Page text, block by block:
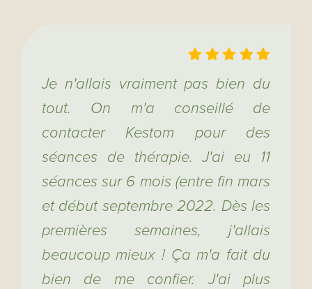
Je n'allais vraiment pas bien du
tout. On m'a conseillé de
contacter Kestom pour des
séances de thérapie. J'ai eu 11
séances sur 6 mois (entre fin mars
et début septembre 2022. Dès les
premières semaines, j'allais
beaucoup mieux ! Ça m'a fait du
bien de me confier. J'ai plus